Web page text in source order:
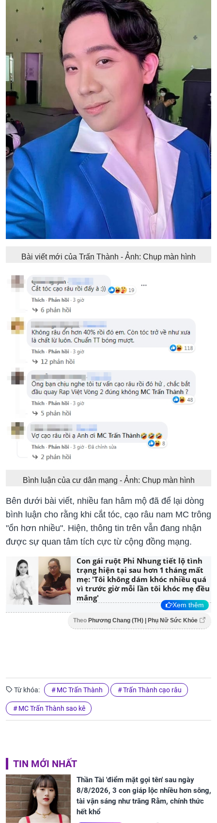
Bài viết mới của Trấn Thành - Ảnh: Chụp màn hình
Bình luận của cư dân mạng - Ảnh: Chụp màn hình
Bên dưới bài viết, nhiều fan hâm mộ đã để lại dòng
bình luận cho rằng khi cắt tóc, cạo râu nam MC trông
"ổn hơn nhiều". Hiện, thông tin trên vẫn đang nhận
được sự quan tâm tích cực từ cộng đồng mạng.
Con gái ruột Phi Nhung tiết lộ tình
trạng hiện tại sau hơn 1 tháng mất
mẹ: 'Tôi không dám khóc nhiều quá
vì trước giờ mỗi lần tôi khóc mẹ đều
mắng'
Xem thêm
Theo Phương Chang (TH) | Phụ Nữ Sức Khỏe
Từ khóa: MC Trấn Thành Trấn Thành cạo râu
MC Trấn Thành sao kê
TIN MỚI NHẤT
Thần Tài 'điểm mặt gọi tên' sau ngày
8/8/2026, 3 con giáp lộc nhiều hơn sông,
tài vận sáng như trăng Rằm, chính thức
hết khổ